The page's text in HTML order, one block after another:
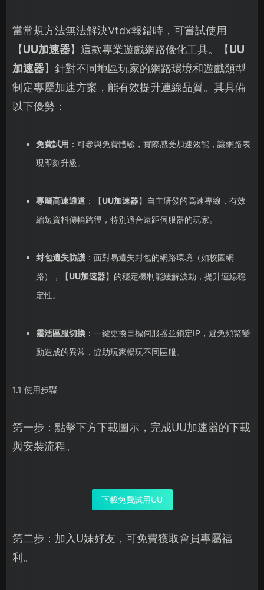
當常規方法無法解決Vtdx報錯時，可嘗試使用
【UU加速器】這款專業遊戲網路優化工具。【UU
加速器】針對不同地區玩家的網路環境和遊戲類型
制定專屬加速方案，能有效提升連線品質。其具備
以下優勢：
免費試用 ：可參與免費體驗，實際感受加速效能，讓網路表
現即刻升級。
專屬高速通道：【UU加速器】自主研發的高速專線，有效
縮短資料傳輸路徑，特別適合遠距伺服器的玩家。
封包遺失防護：面對易遺失封包的網路環境（如校園網
路），【UU加速器】的穩定機制能緩解波動，提升連線穩
定性。
靈活區服切換：一鍵更換目標伺服器並鎖定IP，避免頻繁變
動造成的異常，協助玩家暢玩不同區服。
1.1 使用步驟
第一步：點擊下方下載圖示，完成UU加速器的下載
與安裝流程。
下載免費試用UU
第二步：加入U妹好友，可免費獲取會員專屬福
利。